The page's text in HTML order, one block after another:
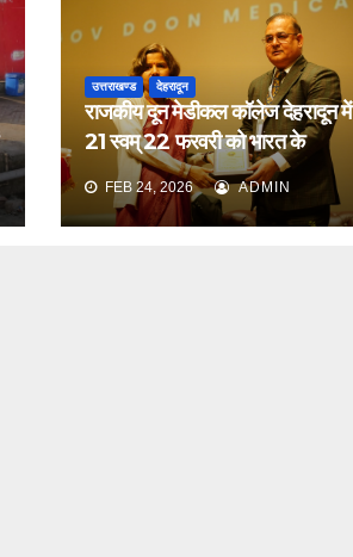
उत्तराखण्ड देहरादून
राजकीय दून मेडीकल कॉलेज देहरादून में
21 स्वम् 22 फरवरी को भारत के
नेफ्रोलॉजिस्ट द्वारा आयोजित वार्षिक
सम्मेलन
FEB 24, 2026 ADMIN